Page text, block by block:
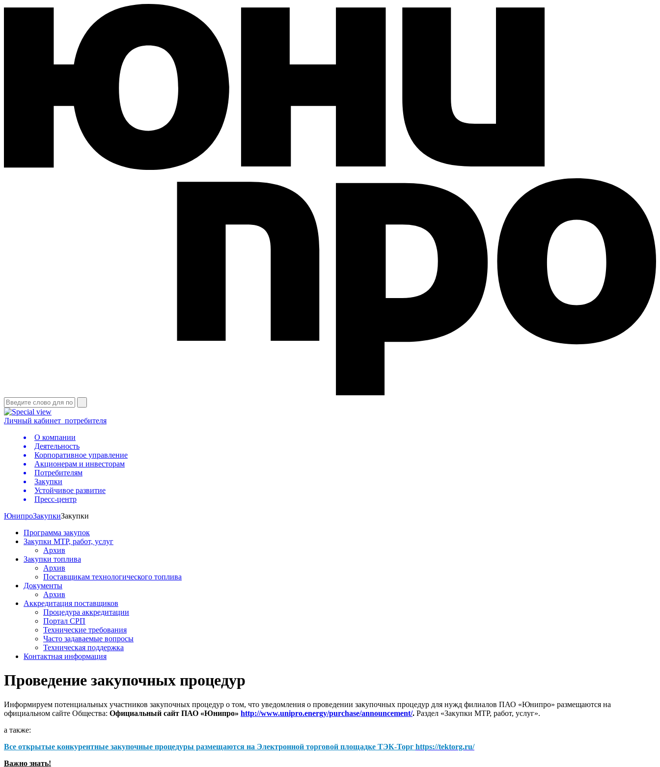
Личный кабинет потребителя
О компании
Деятельность
Корпоративное управление
Акционерам и инвесторам
Потребителям
Закупки
Устойчивое развитие
Пресс-центр
ЮнипроЗакупкиЗакупки
Программа закупок
Закупки МТР, работ, услуг
Архив
Закупки топлива
Архив
Поставщикам технологического топлива
Документы
Архив
Аккредитация поставщиков
Процедура аккредитации
Портал СРП
Технические требования
Часто задаваемые вопросы
Техническая поддержка
Контактная информация
Проведение закупочных процедур
Информируем потенциальных участников закупочных процедур о том, что уведомления о проведении закупочных процедур для нужд филиалов ПАО «Юнипро» размещаются на
официальном сайте Общества: Официальный сайт ПАО «Юнипро» http://www.unipro.energy/purchase/announcement/. Раздел «Закупки МТР, работ, услуг».
а также:
Все открытые конкурентные закупочные процедуры размещаются на Электронной торговой площадке ТЭК-Торг https://tektorg.ru/
Важно знать!